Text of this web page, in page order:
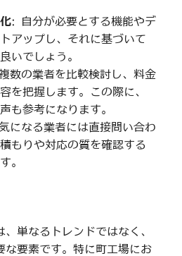
: 自分が必要とする機能やデ
アップし、それに基づいて
いでしょう。
数の業者を比較検討し、料金
を把握します。この際に、
も参考になります。
になる業者には直接問い合わ
もりや対応の質を確認する
。
単なるトレンドではなく、
な要素です。特に町工場にお